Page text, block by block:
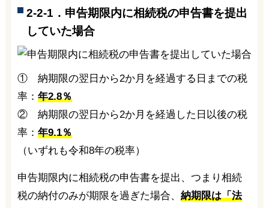
2-2-1．申告期限内に相続税の申告書を提出
していた場合
① 納期限の翌日から2か月を経過する日までの税
率： 年2.8％
② 納期限の翌日から2か月を経過した日以後の税
率： 年9.1％
（いずれも令和8年の税率）
申告期限内に相続税の申告書を提出、つまり相続
税の納付のみが期限を過ぎた場合、 納期限は「法